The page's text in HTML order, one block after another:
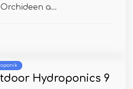
a...
Hydroponics 9